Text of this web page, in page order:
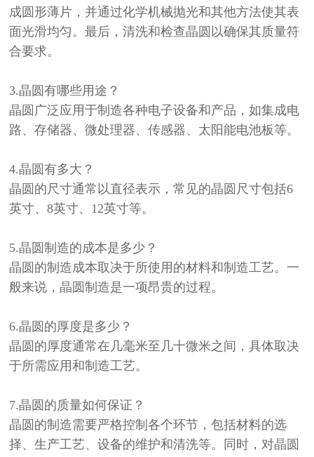
成圆形薄片，并通过化学机械抛光和其他方法使其表
面光滑均匀。最后，清洗和检查晶圆以确保其质量符
合要求。
3.晶圆有哪些用途？
晶圆广泛应用于制造各种电子设备和产品，如集成电
路、存储器、微处理器、传感器、太阳能电池板等。
4.晶圆有多大？
晶圆的尺寸通常以直径表示，常见的晶圆尺寸包括6
英寸、8英寸、12英寸等。
5.晶圆制造的成本是多少？
晶圆的制造成本取决于所使用的材料和制造工艺。一
般来说，晶圆制造是一项昂贵的过程。
6.晶圆的厚度是多少？
晶圆的厚度通常在几毫米至几十微米之间，具体取决
于所需应用和制造工艺。
7.晶圆的质量如何保证？
晶圆的制造需要严格控制各个环节，包括材料的选
择、生产工艺、设备的维护和清洗等。同时，对晶圆